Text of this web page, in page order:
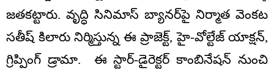
జతకట్టారు. వృద్ధి సినిమాస్ బ్యానర్‌పై నిర్మాత వెంకట
సతీష్ కిలారు నిర్మిస్తున్న ఈ ప్రాజెక్ట్, హై-వోల్టేజ్ యాక్షన్,
గ్రిప్పింగ్ డ్రామా. ఈ స్టార్-డైరెక్టర్ కాంబినేషన్ నుంచి